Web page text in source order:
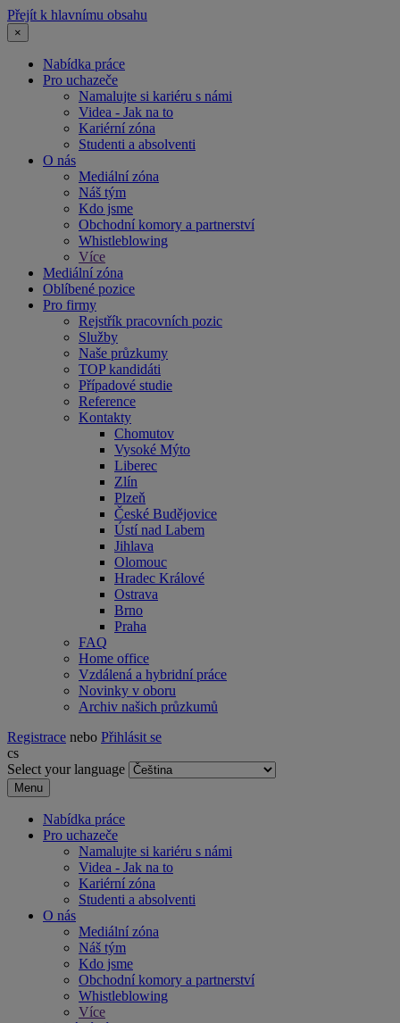
Přejít k hlavnímu obsahu
×
Nabídka práce
Pro uchazeče
Namalujte si kariéru s námi
Videa - Jak na to
Kariérní zóna
Studenti a absolventi
O nás
Mediální zóna
Náš tým
Kdo jsme
Obchodní komory a partnerství
Whistleblowing
Více
Mediální zóna
Oblíbené pozice
Pro firmy
Rejstřík pracovních pozic
Služby
Naše průzkumy
TOP kandidáti
Případové studie
Reference
Kontakty
Chomutov
Vysoké Mýto
Liberec
Zlín
Plzeň
České Budějovice
Ústí nad Labem
Jihlava
Olomouc
Hradec Králové
Ostrava
Brno
Praha
FAQ
Home office
Vzdálená a hybridní práce
Novinky v oboru
Archiv našich průzkumů
Registrace nebo Přihlásit se
cs
Select your language
Menu
Nabídka práce
Pro uchazeče
Namalujte si kariéru s námi
Videa - Jak na to
Kariérní zóna
Studenti a absolventi
O nás
Mediální zóna
Náš tým
Kdo jsme
Obchodní komory a partnerství
Whistleblowing
Více